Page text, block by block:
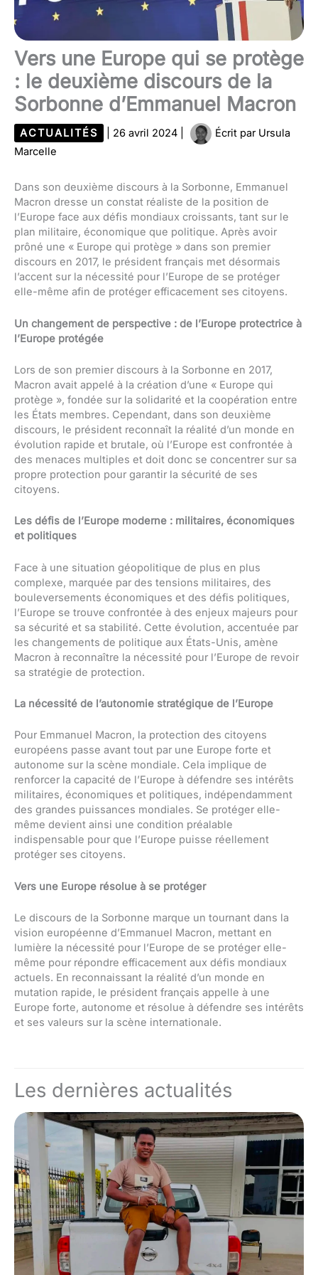
Vers une Europe qui se protège
: le deuxième discours de la
Sorbonne d’Emmanuel Macron
ACTUALITÉS 26 avril 2024 Écrit par Ursula
Marcelle
Dans son deuxième discours à la Sorbonne, Emmanuel
Macron dresse un constat réaliste de la position de
l’Europe face aux défis mondiaux croissants, tant sur le
plan militaire, économique que politique. Après avoir
prôné une « Europe qui protège » dans son premier
discours en 2017, le président français met désormais
l’accent sur la nécessité pour l’Europe de se protéger
elle-même afin de protéger efficacement ses citoyens.
Un changement de perspective : de l’Europe protectrice à
l’Europe protégée
Lors de son premier discours à la Sorbonne en 2017,
Macron avait appelé à la création d’une « Europe qui
protège », fondée sur la solidarité et la coopération entre
les États membres. Cependant, dans son deuxième
discours, le président reconnaît la réalité d’un monde en
évolution rapide et brutale, où l’Europe est confrontée à
des menaces multiples et doit donc se concentrer sur sa
propre protection pour garantir la sécurité de ses
citoyens.
Les défis de l’Europe moderne : militaires, économiques
et politiques
Face à une situation géopolitique de plus en plus
complexe, marquée par des tensions militaires, des
bouleversements économiques et des défis politiques,
l’Europe se trouve confrontée à des enjeux majeurs pour
sa sécurité et sa stabilité. Cette évolution, accentuée par
les changements de politique aux États-Unis, amène
Macron à reconnaître la nécessité pour l’Europe de revoir
sa stratégie de protection.
La nécessité de l’autonomie stratégique de l’Europe
Pour Emmanuel Macron, la protection des citoyens
européens passe avant tout par une Europe forte et
autonome sur la scène mondiale. Cela implique de
renforcer la capacité de l’Europe à défendre ses intérêts
militaires, économiques et politiques, indépendamment
des grandes puissances mondiales. Se protéger elle-
même devient ainsi une condition préalable
indispensable pour que l’Europe puisse réellement
protéger ses citoyens.
Vers une Europe résolue à se protéger
Le discours de la Sorbonne marque un tournant dans la
vision européenne d’Emmanuel Macron, mettant en
lumière la nécessité pour l’Europe de se protéger elle-
même pour répondre efficacement aux défis mondiaux
actuels. En reconnaissant la réalité d’un monde en
mutation rapide, le président français appelle à une
Europe forte, autonome et résolue à défendre ses intérêts
et ses valeurs sur la scène internationale.
Les dernières actualités